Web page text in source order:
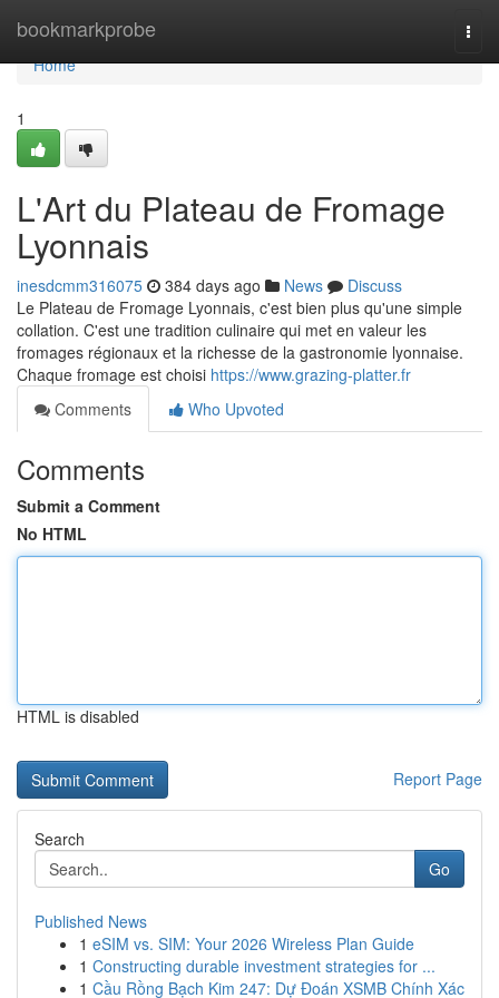
bookmarkprobe
Home
Home
1
L'Art du Plateau de Fromage
Lyonnais
inesdcmm316075 384 days ago News
Discuss
Le Plateau de Fromage Lyonnais, c'est bien plus qu'une simple
collation. C'est une tradition culinaire qui met en valeur les
fromages régionaux et la richesse de la gastronomie lyonnaise.
Chaque fromage est choisi https://www.grazing-platter.fr
Comments
Who Upvoted
Comments
Submit a Comment
No HTML
HTML is disabled
Report Page
Search
Go
Published News
1 eSIM vs. SIM: Your 2026 Wireless Plan Guide
1 Constructing durable investment strategies for ...
1 Cầu Rồng Bạch Kim 247: Dự Đoán XSMB Chính Xác